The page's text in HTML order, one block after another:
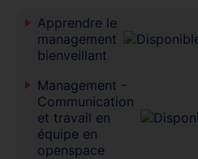
Apprendre le
management
bienveillant
Management -
Communication
et travail en
équipe en
openspace